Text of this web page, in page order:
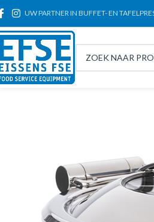
UW PARTNER IN BUFFET- EN